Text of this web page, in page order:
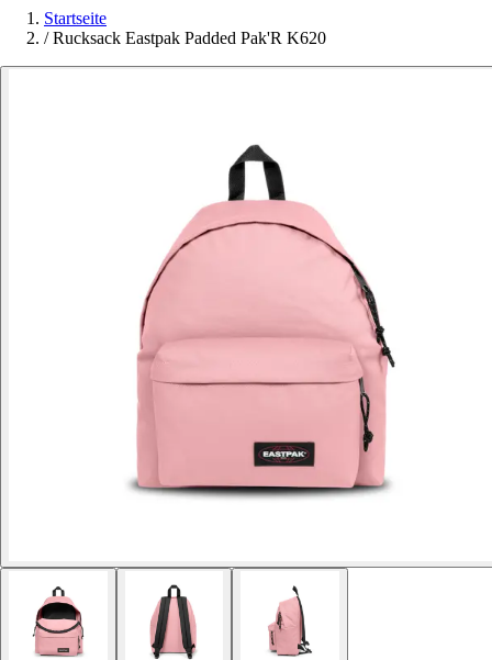
Startseite
/ Rucksack Eastpak Padded Pak'R K620